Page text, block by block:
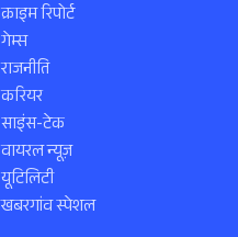
क्राइम रिपोर्ट
गेम्स
राजनीति
करियर
साइंस-टेक
वायरल न्यूज़
यूटिलिटी
खबरगांव स्पेशल